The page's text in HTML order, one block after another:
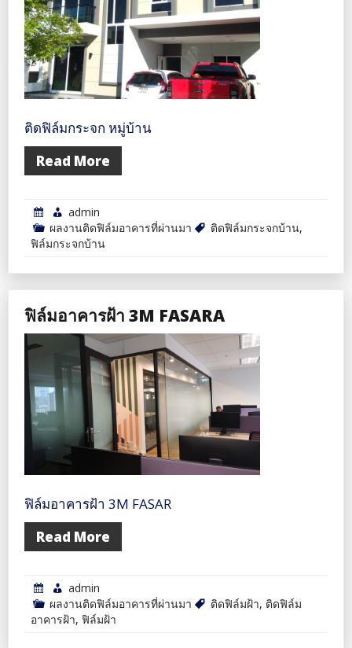
ติดฟิล์มกระจก หมู่บ้าน
Read More
admin
ผลงานติดฟิล์มอาคารที่ผ่านมา
ติดฟิล์มกระจกบ้าน,
ฟิล์มกระจกบ้าน
ฟิล์มอาคารฝ้า 3M FASARA
ฟิล์มอาคารฝ้า 3M FASAR
Read More
admin
ผลงานติดฟิล์มอาคารที่ผ่านมา
ติดฟิล์มฝ้า, ติดฟิล์ม
อาคารฝ้า, ฟิล์มฝ้า